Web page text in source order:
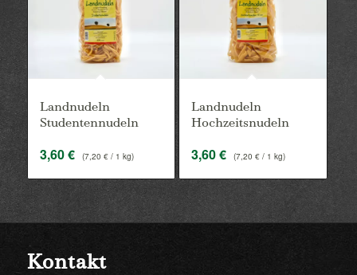
Landnudeln
Studentennudeln
3,60€ (7,20 €/ 1 kg)
Landnudeln
Hochzeitsnudeln
3,60€ (7,20 €/ 1 kg)
Kontakt